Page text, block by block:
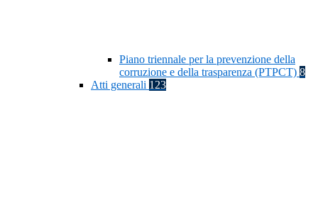
Piano triennale per la prevenzione della
corruzione e della trasparenza (PTPCT) 8
Atti generali 123